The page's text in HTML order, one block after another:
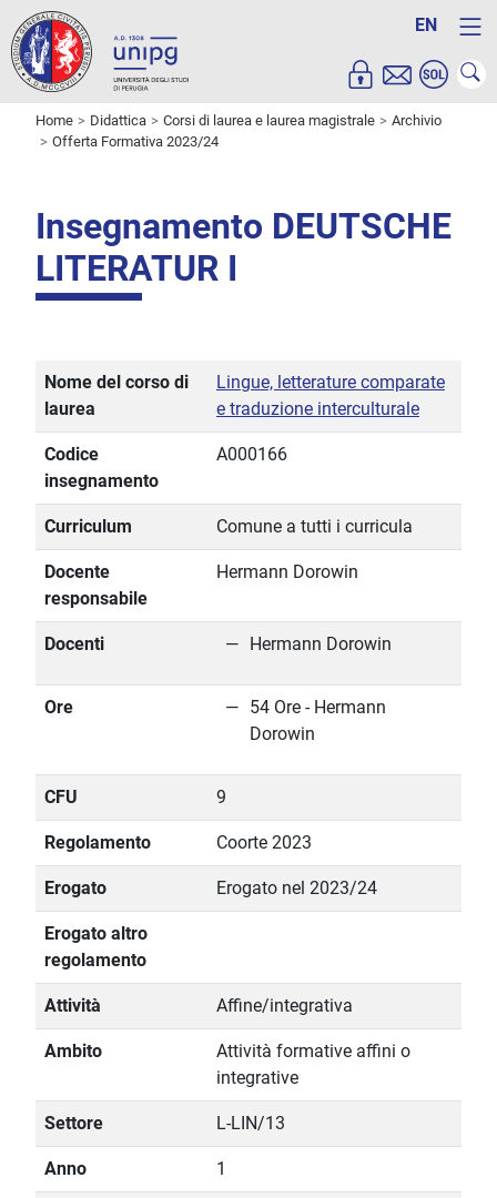
EN
Home Didattica Corsi di laurea e laurea magistrale
Archivio
Offerta Formativa 2023/24
Insegnamento DEUTSCHE
LITERATUR I
Nome del corso di
laurea
Lingue, letterature comparate
e traduzione interculturale
Codice
insegnamento
A000166
Curriculum Comune a tutti i curricula
Docente
responsabile
Hermann Dorowin
Docenti Hermann Dorowin
Ore
54 Ore - Hermann
Dorowin
CFU 9
Regolamento Coorte 2023
Erogato Erogato nel 2023/24
Erogato altro
regolamento
Attività Affine/integrativa
Ambito
Attività formative affini o
integrative
Settore L-LIN/13
Anno 1